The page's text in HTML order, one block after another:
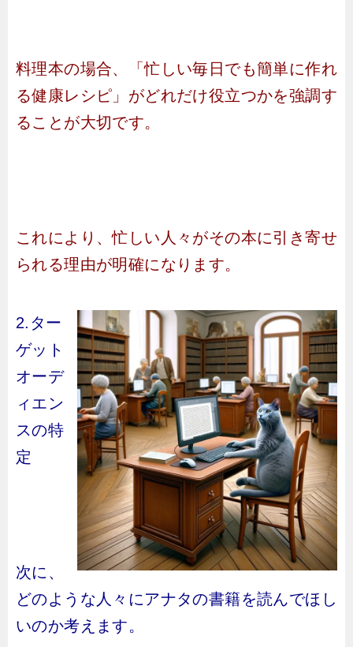
料理本の場合、「忙しい毎日でも簡単に作れ
る健康レシピ」がどれだけ役立つかを強調す
ることが大切です。
これにより、忙しい人々がその本に引き寄せ
られる理由が明確になります。
2.ター
ゲット
オーデ
ィエン
スの特
定
次に、
どのような人々にアナタの書籍を読んでほし
いのか考えます。